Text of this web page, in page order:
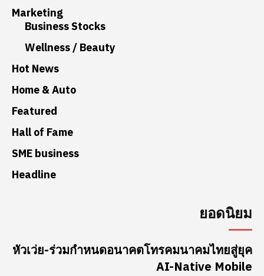
Marketing
Business Stocks
Wellness / Beauty
Hot News
Home & Auto
Featured
Hall of Fame
SME business
Headline
ยอดนิยม
หัวเว่ย-ร่วมกำหนดอนาคตโทรคมนาคมไทยสู่ยุค
AI-Native Mobile